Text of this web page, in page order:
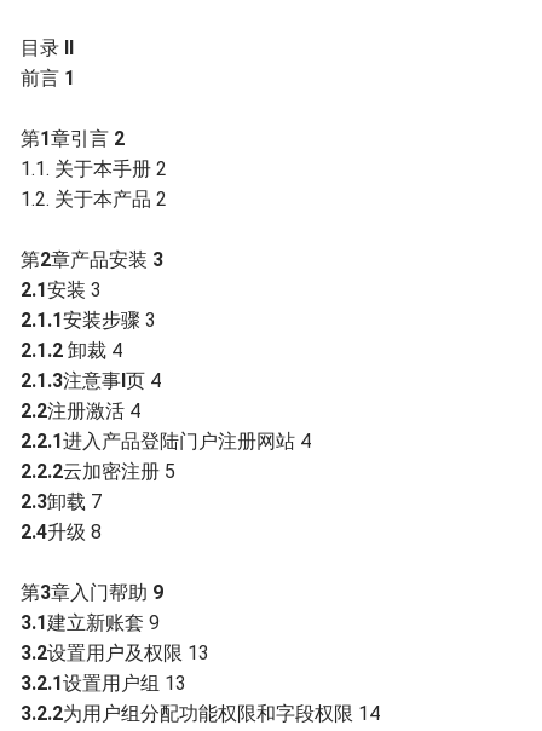
目录 II
前言 1
第1章引言 2
1.1. 关于本手册 2
1.2. 关于本产品 2
第2章产品安装 3
2.1安装 3
2.1.1安装步骤 3
2.1.2卸裁 4
2.1.3注意事I页 4
2.2注册激活 4
2.2.1进入产品登陆门户注册网站 4
2.2.2云加密注册 5
2.3卸载 7
2.4升级 8
第3章入门帮助 9
3.1建立新账套 9
3.2设置用户及权限 13
3.2.1设置用户组 13
3.2.2为用户组分配功能权限和字段权限 14